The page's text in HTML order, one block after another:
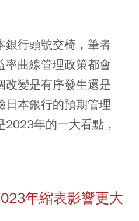
銀行頭號交椅，筆者
率曲線管理政策都會
改變是有序發生還是
日本銀行的預期管理
年的一大看點，
年縮表影響更大